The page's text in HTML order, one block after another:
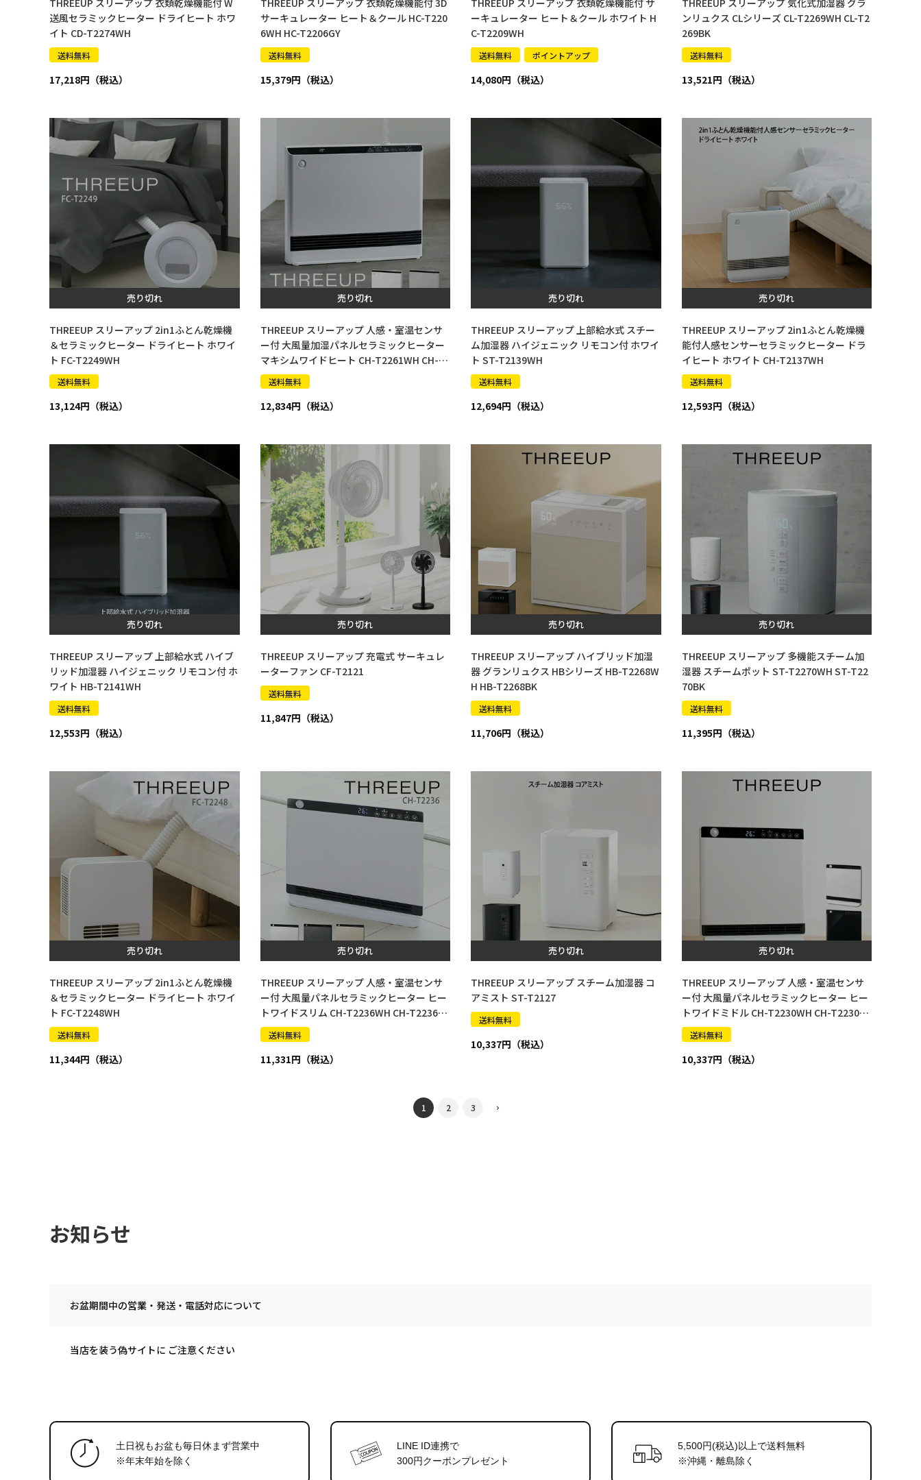
THREEUP スリーアップ 衣類乾燥機能付 W
送風セラミックヒーター ドライヒート ホワ
イト CD-T2274WH
送料無料
17,218
THREEUP スリーアップ 衣類乾燥機能付 3D
サーキュレーター ヒート＆クール HC-T220
6WH HC-T2206GY
送料無料
15,379
THREEUP スリーアップ 衣類乾燥機能付 サ
ーキュレーター ヒート＆クール ホワイト H
C-T2209WH
送料無料 ポイントアップ
14,080
THREEUP スリーアップ 気化式加湿器 グラ
ンリュクス CLシリーズ CL-T2269WH CL-T2
269BK
送料無料
13,521
売り切れ
THREEUP スリーアップ 2in1ふとん乾燥機
＆セラミックヒーター ドライヒート ホワイ
ト FC-T2249WH
送料無料
13,124
売り切れ
THREEUP スリーアップ 人感・室温センサ
ー付 大風量加湿パネルセラミックヒーター
マキシムワイドヒート CH-T2261WH CH-T
2261GY
送料無料
12,834
売り切れ
THREEUP スリーアップ 上部給水式 スチー
ム加湿器 ハイジェニック リモコン付 ホワイ
ト ST-T2139WH
送料無料
12,694
売り切れ
THREEUP スリーアップ 2in1ふとん乾燥機
能付人感センサーセラミックヒーター ドラ
イヒート ホワイト CH-T2137WH
送料無料
12,593
売り切れ
THREEUP スリーアップ 上部給水式 ハイブ
リッド加湿器 ハイジェニック リモコン付 ホ
ワイト HB-T2141WH
送料無料
12,553
売り切れ
THREEUP スリーアップ 充電式 サーキュレ
ーターファン CF-T2121
送料無料
11,847
売り切れ
THREEUP スリーアップ ハイブリッド加湿
器 グランリュクス HBシリーズ HB-T2268W
H HB-T2268BK
送料無料
11,706
売り切れ
THREEUP スリーアップ 多機能スチーム加
湿器 スチームポット ST-T2270WH ST-T22
70BK
送料無料
11,395
売り切れ
THREEUP スリーアップ 2in1ふとん乾燥機
＆セラミックヒーター ドライヒート ホワイ
ト FC-T2248WH
送料無料
11,344
売り切れ
THREEUP スリーアップ 人感・室温センサ
ー付 大風量パネルセラミックヒーター ヒー
トワイドスリム CH-T2236WH CH-T2236B
G CH-T2236GY
送料無料
11,331
売り切れ
THREEUP スリーアップ スチーム加湿器 コ
アミスト ST-T2127
送料無料
10,337
売り切れ
THREEUP スリーアップ 人感・室温センサ
ー付 大風量パネルセラミックヒーター ヒー
トワイドミドル CH-T2230WH CH-T2230B
K
送料無料
10,337
1 2 3
お知らせ
お盆期間中の営業・発送・電話対応について
当店を装う偽サイトに ご注意ください
土日祝もお盆も毎日休まず営業中
※年末年始を除く
LINE ID連携で
300円クーポンプレゼント
5,500円(税込)以上で送料無料
※沖縄・離島除く